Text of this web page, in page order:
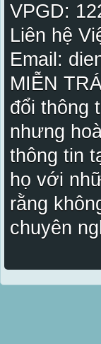
VPGD:
Liên hệ
Email:
MIỄN
đổi thông
nhưng
thông tin
họ với
rằng
chuyên